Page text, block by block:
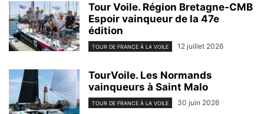
Tour Voile. Région Bretagne-CMB
Espoir vainqueur de la 47e
édition
TOUR DE FRANCE À LA VOILE 12 juillet 2026
TourVoile. Les Normands
vainqueurs à Saint Malo
TOUR DE FRANCE À LA VOILE 30 juin 2026